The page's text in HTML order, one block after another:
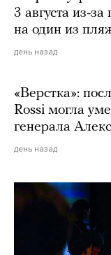
3 августа из-
на один из
день назад
«Верстка»:
Rossi могла
генерала
день назад